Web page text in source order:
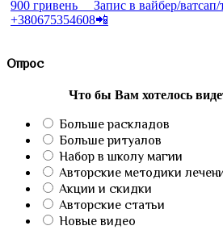
Опрос
Что бы Вам хотелось
Больше раскладов
Больше ритуалов
Набор в школу магии
Авторские методики
Акции и скидки
Авторские статьи
Новые видео